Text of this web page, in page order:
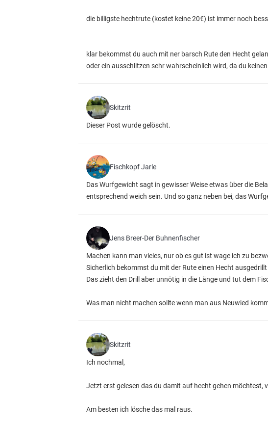
die billigste hechtrute (kostet keine 20€) ist immer noch
klar bekommst du auch mit ner barsch Rute den Hecht
oder ein ausschlitzen sehr wahrscheinlich wird, da du
Skitzrit
Dieser Post wurde gelöscht.
Fischkopf Jarle
Das Wurfgewicht sagt in gewisser Weise etwas über die
entsprechend weich sein. Und so ganz neben bei, das
Jens Breer-Der Buhnenfischer
Machen kann man vieles, nur ob es gut ist wage ich zu
Sicherlich bekommst du mit der Rute einen Hecht
Das zieht den Drill aber unnötig in die Länge und tut dem
Was man nicht machen sollte wenn man aus Neuwied
Skitzrit
Ich nochmal,
Jetzt erst gelesen das du damit auf hecht gehen möchtest,
Am besten ich lösche das mal raus.